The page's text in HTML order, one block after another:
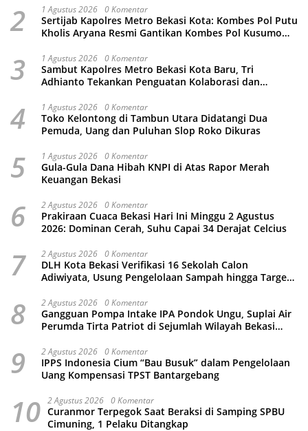
2 1 Agustus 2026 0 Komentar
Sertijab Kapolres Metro Bekasi Kota: Kombes Pol Putu
Kholis Aryana Resmi Gantikan Kombes Pol Kusumo
3 1 Agustus 2026 0 Komentar
Sambut Kapolres Metro Bekasi Kota Baru, Tri
Adhianto Tekankan Penguatan Kolaborasi dan
4 1 Agustus 2026 0 Komentar
Toko Kelontong di Tambun Utara Didatangi Dua
Pemuda, Uang dan Puluhan Slop Roko Dikuras
5 1 Agustus 2026 0 Komentar
Gula-Gula Dana Hibah KNPI di Atas Rapor Merah
Keuangan Bekasi
6 2 Agustus 2026 0 Komentar
Prakiraan Cuaca Bekasi Hari Ini Minggu 2 Agustus
2026: Dominan Cerah, Suhu Capai 34 Derajat Celcius
7 2 Agustus 2026 0 Komentar
DLH Kota Bekasi Verifikasi 16 Sekolah Calon
Adiwiyata, Usung Pengelolaan Sampah hingga Target
8 2 Agustus 2026 0 Komentar
Gangguan Pompa Intake IPA Pondok Ungu, Suplai Air
Perumda Tirta Patriot di Sejumlah Wilayah Bekasi
9 2 Agustus 2026 0 Komentar
IPPS Indonesia Cium “Bau Busuk” dalam Pengelolaan
Uang Kompensasi TPST Bantargebang
10 2 Agustus 2026 0 Komentar
Curanmor Terpegok Saat Beraksi di Samping SPBU
Cimuning, 1 Pelaku Ditangkap